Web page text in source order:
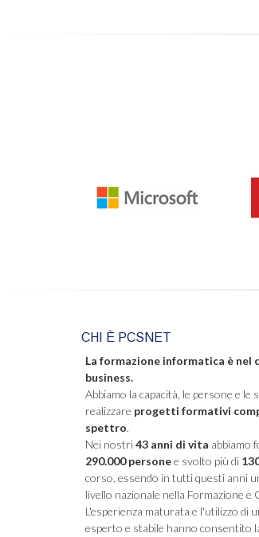
CHI È PCSNET
La formazione informatica è nel
business.
Abbiamo la capacità, le persone e
realizzare progetti formativi
spettro.
Nei nostri43 anni di vita abbiamo
290.000 personee svolto più di
corso, essendo in tutti questi anni
livello nazionale nella Formazione e
L'esperienza maturata e l'utilizzo di
esperto e stabile hanno consentito